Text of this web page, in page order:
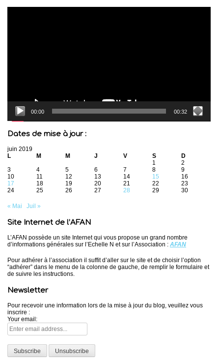
00:00 00:32
Dates de mise à jour :
juin 2019
L
M M J V S
D
1
2
3
4 5 6 7 8
9
10
11 12 13 14 15
16
17
18 19 20 21 22
23
24
25 26 27 28 29 30
« Mai Juil »
Site Internet de l’AFAN
L’AFAN possède un site Internet qui vous propose un grand nombre
d’informations générales sur l’Echelle N et sur l’Association : AFAN
Pour adhérer à l’association il suffit d’aller sur le site et de choisir l’option
“adhérer” dans le menu de la colonne de gauche, de remplir le formulaire et
de suivre les instructions.
Newsletter
Pour recevoir une information lors de la mise à jour du blog, veuillez vous
inscrire :
Your email: